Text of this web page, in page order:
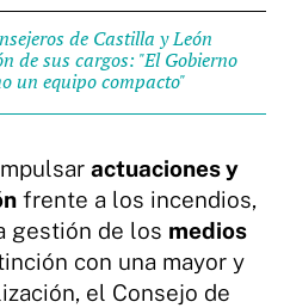
de Castilla y León
de sus cargos: "El Gobierno
un equipo compacto"
actuaciones y
frente a los incendios,
gestión de los medios
con una mayor y
el Consejo de